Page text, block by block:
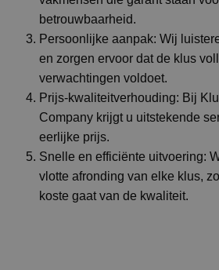
betrouwbaarheid.
Persoonlijke aanpak: Wij
en zorgen ervoor dat de klus
verwachtingen voldoet.
Prijs-kwaliteitverhouding: Bij
Company krijgt u uitstekende
eerlijke prijs.
Snelle en efficiënte uitvoering:
vlotte afronding van elke klus,
koste gaat van de kwaliteit.